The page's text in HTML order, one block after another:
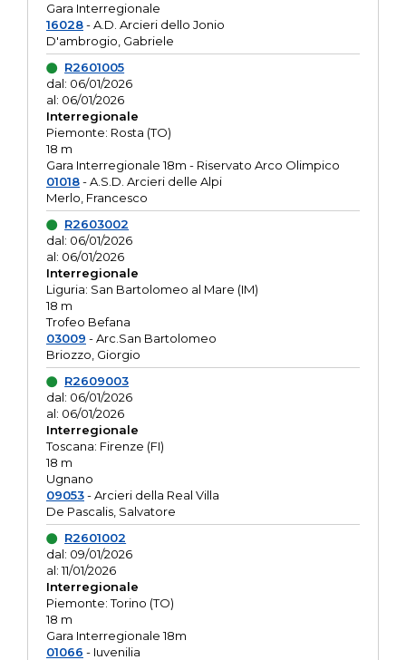
Gara Interregionale
16028- A.D. Arcieri dello Jonio
D'ambrogio, Gabriele
R2601005
dal: 06/01/2026
al: 06/01/2026
Interregionale
Piemonte: Rosta (TO)
18 m
Gara Interregionale 18m - Riservato Arco Olimpico
01018- A.S.D. Arcieri delle Alpi
Merlo, Francesco
R2603002
dal: 06/01/2026
al: 06/01/2026
Interregionale
Liguria: San Bartolomeo al Mare (IM)
18 m
Trofeo Befana
03009 - Arc.San Bartolomeo
Briozzo, Giorgio
R2609003
dal: 06/01/2026
al: 06/01/2026
Interregionale
Toscana: Firenze (FI)
18 m
Ugnano
09053- Arcieri della Real Villa
De Pascalis, Salvatore
R2601002
dal: 09/01/2026
al: 11/01/2026
Interregionale
Piemonte: Torino (TO)
18 m
Gara Interregionale 18m
01066 - Iuvenilia